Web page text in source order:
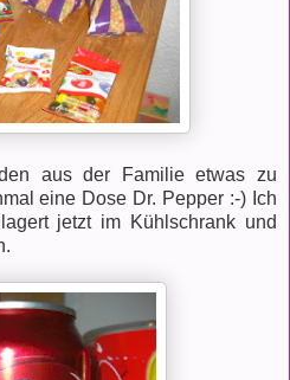
aus der Familie etwas zu
eine Dose Dr. Pepper :-) Ich
jetzt im Kühlschrank und